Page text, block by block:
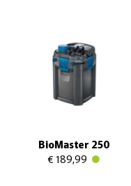
BioMaster 250
€ 189,99